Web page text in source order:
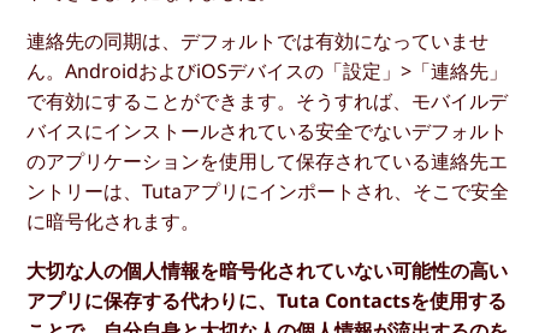
連絡先の同期は、デフォルトでは有効になっていませ
ん。AndroidおよびiOSデバイスの「設定」>「連絡先」
で有効にすることができます。そうすれば、モバイルデ
バイスにインストールされている安全でないデフォルト
のアプリケーションを使用して保存されている連絡先エ
ントリーは、Tutaアプリにインポートされ、そこで安全
に暗号化されます。
大切な人の個人情報を暗号化されていない可能性の高い
アプリに保存する代わりに、Tuta Contactsを使用する